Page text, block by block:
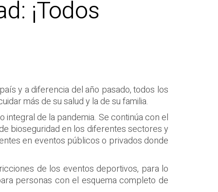
¡Todos
y a diferencia del año pasado, todos los
más de su salud y la de su familia.
integral de la pandemia. Se continúa con el
bioseguridad en los diferentes sectores y
en eventos públicos o privados donde
de los eventos deportivos, para lo
personas con el esquema completo de